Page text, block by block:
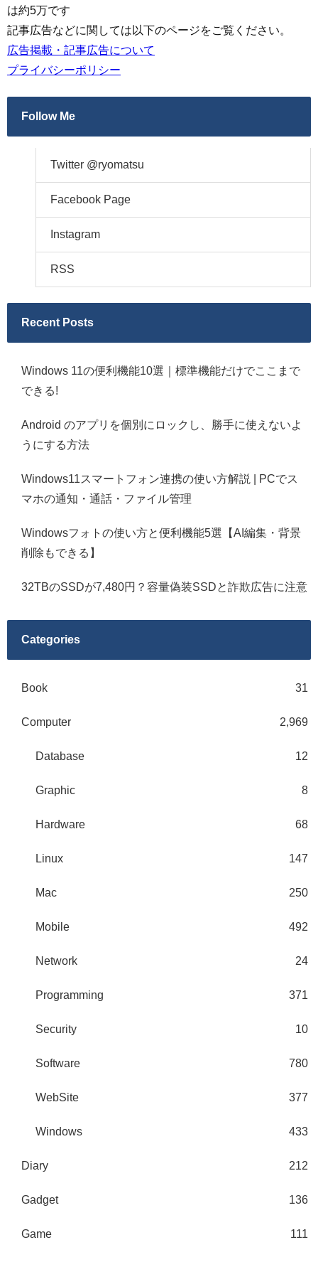
は約5万です
記事広告などに関しては以下のページをご覧ください。
広告掲載・記事広告について
プライバシーポリシー
Follow Me
Twitter @ryomatsu
Facebook Page
Instagram
RSS
Recent Posts
Windows 11の便利機能10選｜標準機能だけでここまで
できる!
Android のアプリを個別にロックし、勝手に使えないよ
うにする方法
Windows11スマートフォン連携の使い方解説 | PCでス
マホの通知・通話・ファイル管理
Windowsフォトの使い方と便利機能5選【AI編集・背景
削除もできる】
32TBのSSDが7,480円？容量偽装SSDと詐欺広告に注意
Categories
Book 31
Computer 2,969
Database 12
Graphic 8
Hardware 68
Linux 147
Mac 250
Mobile 492
Network 24
Programming 371
Security 10
Software 780
WebSite 377
Windows 433
Diary 212
Gadget 136
Game 111